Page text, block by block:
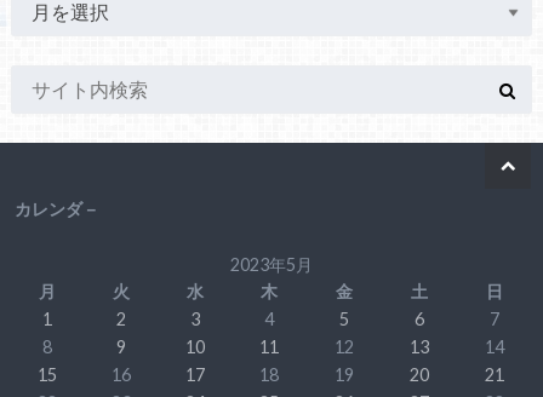
カレンダ－
2023年5月
月
火 水 木 金 土
日
1
2 3 4 5 6
7
8
9 10 11 12 13
14
15
16 17 18 19 20
21